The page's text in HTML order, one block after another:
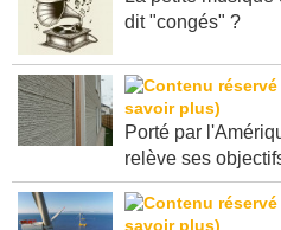
La petite musique
Porté par